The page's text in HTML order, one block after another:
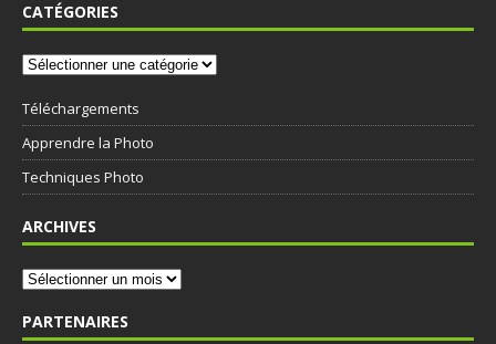
CATÉGORIES
Téléchargements
Apprendre la Photo
Techniques Photo
ARCHIVES
PARTENAIRES